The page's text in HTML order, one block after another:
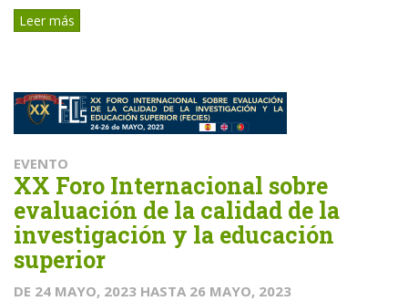
Leer más
EVENTO
XX Foro Internacional sobre
evaluación de la calidad de la
investigación y la educación
superior
DE 24 MAYO, 2023 HASTA 26 MAYO, 2023